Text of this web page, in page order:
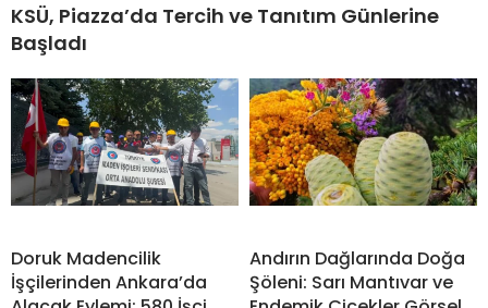
KSÜ, Piazza’da Tercih ve Tanıtım Günlerine
Başladı
Doruk Madencilik
İşçilerinden Ankara’da
Andırın Dağlarında Doğa
Şöleni: Sarı Mantıvar ve